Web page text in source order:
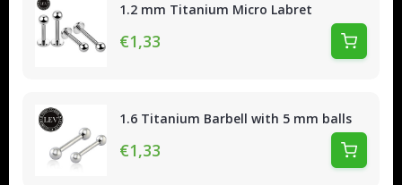
1.2 mm Titanium Micro Labret
€1,33
1.6 Titanium Barbell with 5 mm balls
€1,33